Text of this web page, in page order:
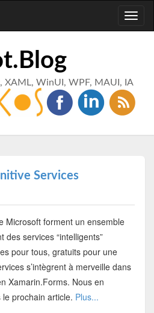
XAML, WinUI, WPF, MAUI, IA
Services
Microsoft forment un ensemble
des services “intelligents”
pour tous, gratuits pour une
s’intègrent à merveille dans
Xamarin.Forms. Nous en
prochain article. Plus...